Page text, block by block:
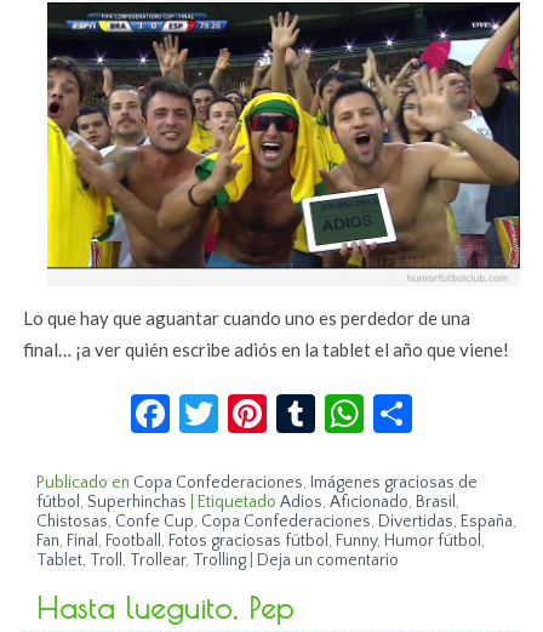
Lo que hay que aguantar cuando uno es perdedor de una
final… ¡a ver quién escribe adiós en la tablet el año que viene!
Facebook
Twitter
Pinterest
TumblrWhatsApp
Publicado en Copa Confederaciones, Imágenes graciosas de
fútbol , Superhinchas Etiquetado Adios,Aficionado, Brasil ,
Chistosas, Confe Cup, Copa Confederaciones, Divertidas, España,
Fan, Final , Football , Fotos graciosas fútbol , Funny, Humor fútbol ,
Tablet, Troll , Trollear, Trolling Deja un comentario
Hasta lueguito, Pep